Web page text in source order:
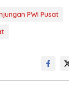
PWI Pusat